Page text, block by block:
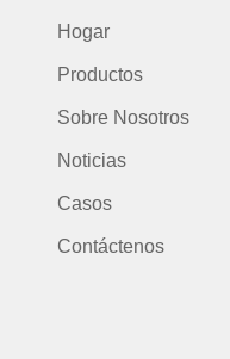
Hogar
Productos
Sobre Nosotros
Noticias
Casos
Contáctenos